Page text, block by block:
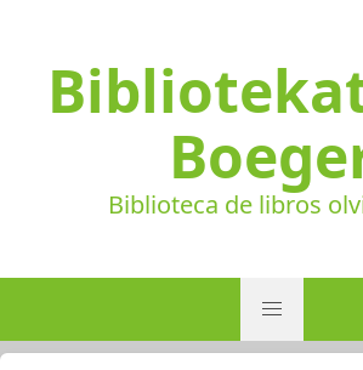
Biblioteca de libros